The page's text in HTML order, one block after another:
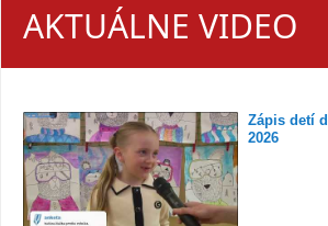
AKTUÁLNE VIDEO
Zápis detí
2026